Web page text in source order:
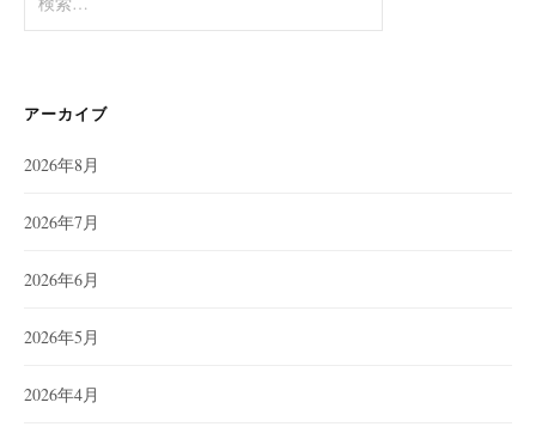
索:
アーカイブ
2026年8月
2026年7月
2026年6月
2026年5月
2026年4月